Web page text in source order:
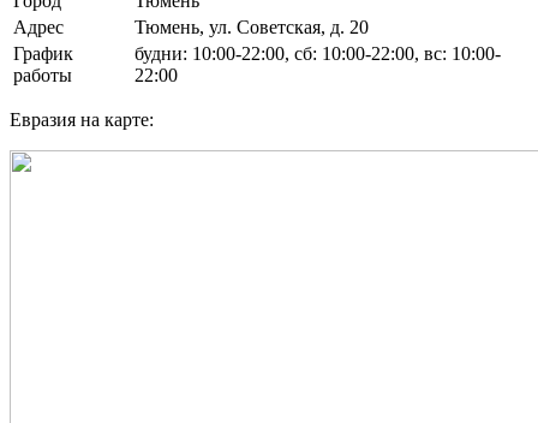
Адрес
Тюмень, ул. Советская, д. 20
График
работы
будни: 10:00-22:00, сб: 10:00-22:00, вс: 10:00-
22:00
Евразия на карте: